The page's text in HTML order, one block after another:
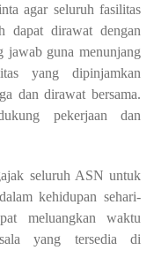
agar seluruh fasilitas
dapat dirawat dengan
jawab guna menunjang
yang dipinjamkan
dan dirawat bersama.
pekerjaan dan
seluruh ASN untuk
kehidupan sehari-
meluangkan waktu
yang tersedia di